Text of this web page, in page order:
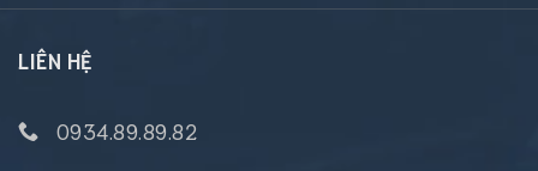
LIÊN HỆ
0934.89.89.82